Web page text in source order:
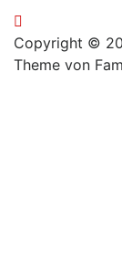
Copyright ©
Theme von